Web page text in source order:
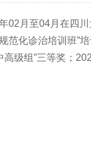
02月至04月在四
化诊治培训班”
级组”三等奖；